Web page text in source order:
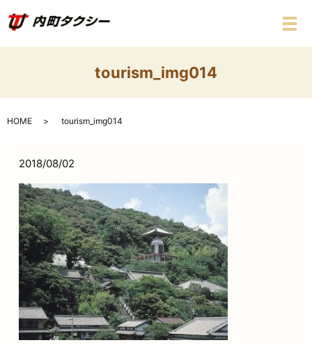
メ
tourism_img014
HOME tourism_img014
2018/08/02